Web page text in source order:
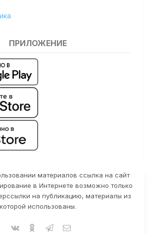
ПРИЛОЖЕНИЕ
материалов ссылка на сайт
в Интернете возможно только
на публикацию, материалы из
которой использованы.